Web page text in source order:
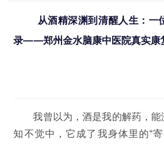
从酒精深渊到清醒人生：一
录——郑州金水脑康中医院真实康
我曾以为，酒是我的解药，
知不觉中，它成了我身体里的“